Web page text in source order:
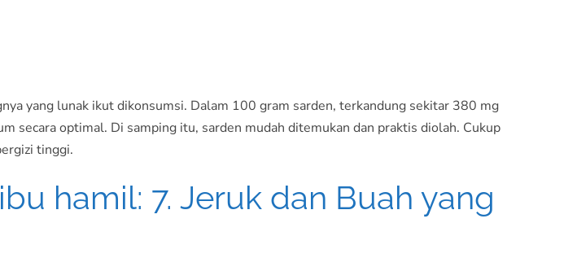
yang lunak ikut dikonsumsi. Dalam 100 gram sarden, terkandung sekitar 380 mg
secara optimal. Di samping itu, sarden mudah ditemukan dan praktis diolah. Cukup
tinggi.
hamil: 7. Jeruk dan Buah yang